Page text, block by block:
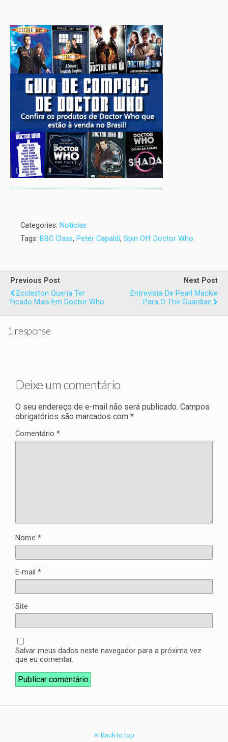
Categories: Notícias
Tags: BBC Class, Peter Capaldi, Spin Off Doctor Who
Previous Post
Eccleston Queria Ter
Ficado Mais Em Doctor Who
Next Post
Entrevista De Pearl Mackie
Para O The Guardian
1 response
Deixe um comentário
O seu endereço de e-mail não será publicado. Campos
obrigatórios são marcados com *
Comentário *
Nome *
E-mail *
Site
Salvar meus dados neste navegador para a próxima vez
que eu comentar.
Back to top